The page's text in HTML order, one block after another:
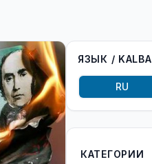
ЯЗЫК / KALBA
RU
КАТЕГОРИИ